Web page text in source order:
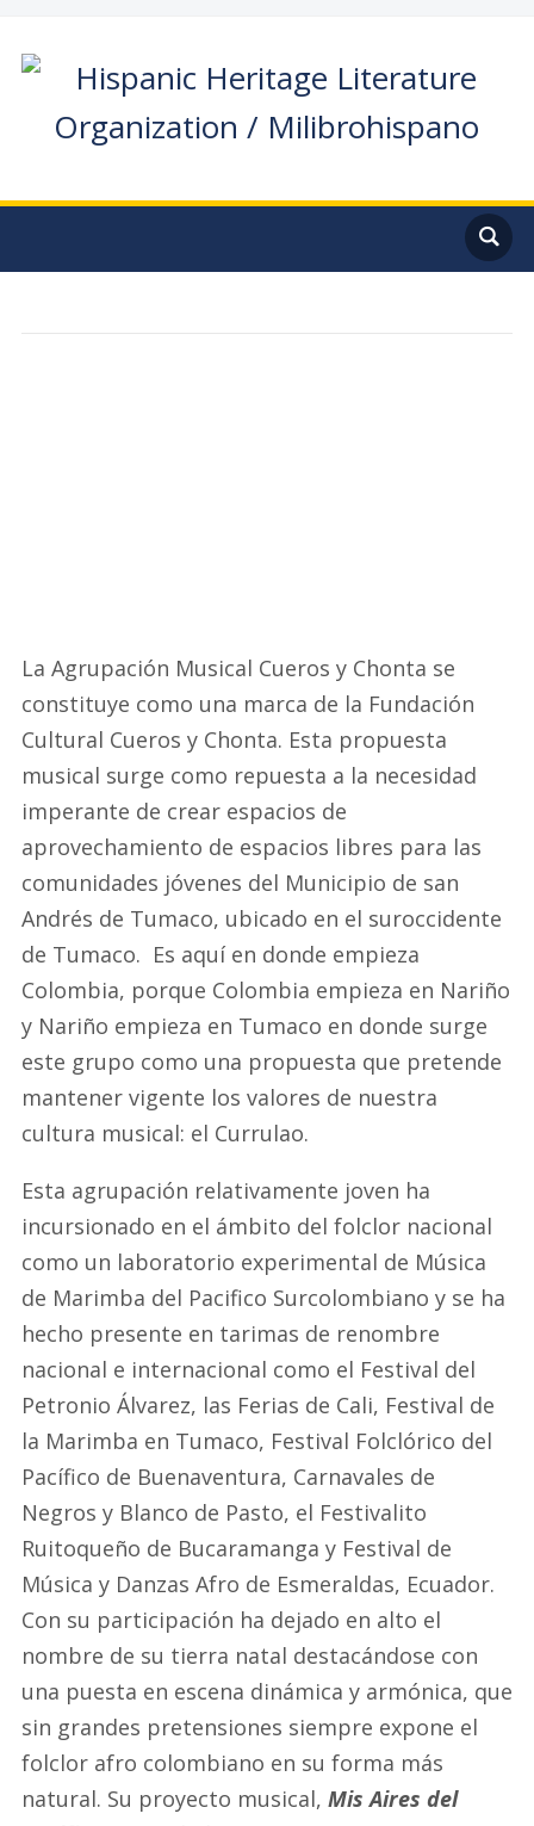
La Agrupación Musical Cueros y Chonta se
constituye como una marca de la Fundación
Cultural Cueros y Chonta. Esta propuesta
musical surge como repuesta a la necesidad
imperante de crear espacios de
aprovechamiento de espacios libres para las
comunidades jóvenes del Municipio de san
Andrés de Tumaco, ubicado en el suroccidente
de Tumaco. Es aquí en donde empieza
Colombia, porque Colombia empieza en Nariño
y Nariño empieza en Tumaco en donde surge
este grupo como una propuesta que pretende
mantener vigente los valores de nuestra
cultura musical: el Currulao.
Esta agrupación relativamente joven ha
incursionado en el ámbito del folclor nacional
como un laboratorio experimental de Música
de Marimba del Pacifico Surcolombiano y se ha
hecho presente en tarimas de renombre
nacional e internacional como el Festival del
Petronio Álvarez, las Ferias de Cali, Festival de
la Marimba en Tumaco, Festival Folclórico del
Pacífico de Buenaventura, Carnavales de
Negros y Blanco de Pasto, el Festivalito
Ruitoqueño de Bucaramanga y Festival de
Música y Danzas Afro de Esmeraldas, Ecuador.
Con su participación ha dejado en alto el
nombre de su tierra natal destacándose con
una puesta en escena dinámica y armónica, que
sin grandes pretensiones siempre expone el
folclor afro colombiano en su forma más
natural. Su proyecto musical, Mis Aires del